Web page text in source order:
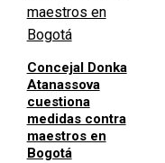
Concejal Donka
Atanassova
cuestiona
medidas contra
maestros en
Bogotá